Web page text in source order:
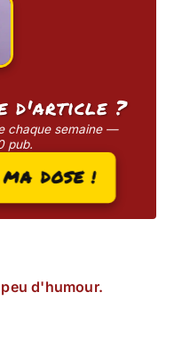
d'article ?
chaque semaine —
pub.
DOSE !
d'humour.